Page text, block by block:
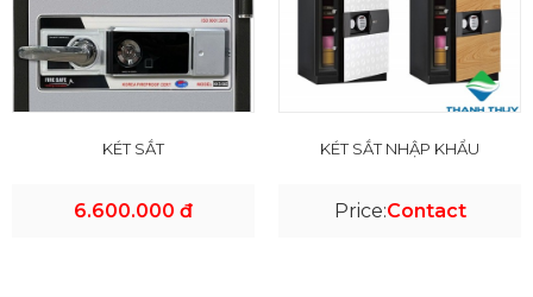
KÉT SẮT
6.600.000 đ
KÉT SẮT NHẬP KHẨU
Price:Contact